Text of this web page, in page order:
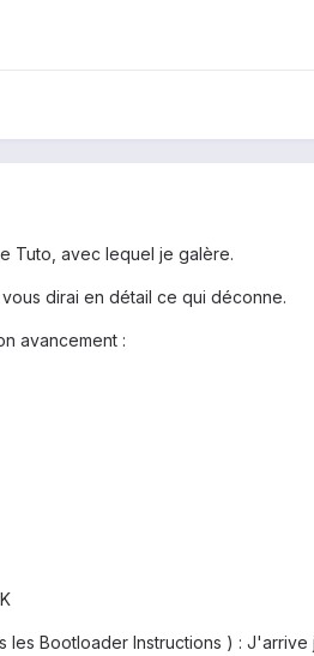
Tuto, avec lequel je galère.
dirai en détail ce qui déconne.
avancement :
les Bootloader Instructions ) :